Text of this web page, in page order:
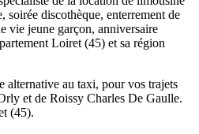
soirée discothèque, enterrement de
vie jeune garçon, anniversaire
Loiret (45) et sa région
alternative au taxi, pour vos trajets
et de Roissy Charles De Gaulle.
(45).